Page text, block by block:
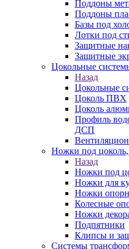
Поддоны
Поддоны
Базы под
Лотки под
Защитные
Защитные
Цокольные
Назад
Цокольные
Цоколь ПВХ
Цоколь
Профиль
ДСП
Ножки под
Назад
Ножки под
Ножки для
Ножки
Колесные
Ножки
Подпятники
Клипсы и
Системы